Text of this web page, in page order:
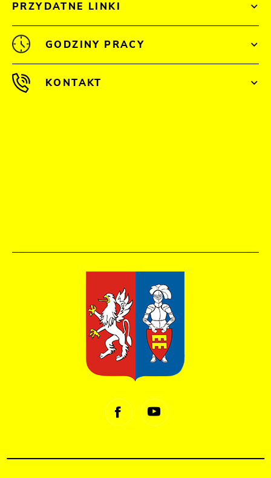
PRZYDATNE LINKI
GODZINY PRACY
KONTAKT